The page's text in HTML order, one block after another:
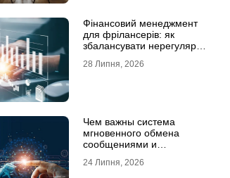
Фінансовий менеджмент
для фрілансерів: як
збалансувати нерегулярні
28 Липня, 2026
Чем важны система
мгновенного обмена
сообщениями и
информации для бизнеса
24 Липня, 2026